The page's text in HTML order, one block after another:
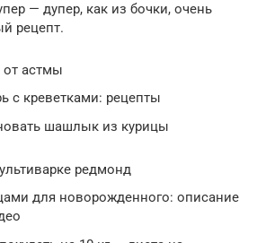
— дупер, как из бочки, очень
рецепт.
от астмы
с креветками: рецепты
шашлык из курицы
редмонд
для новорожденного: описание